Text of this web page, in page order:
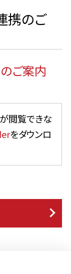
携のご
ご案内
閲覧できな
をダウンロ